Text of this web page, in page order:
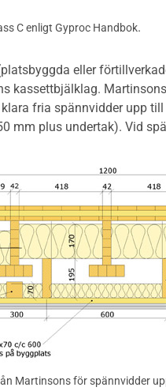
C enligt Gyproc Handbok.
eller
kassettbjälklag.
fria spännvidder upp
mm plus undertak). Vid
Martinsons för spännvidder